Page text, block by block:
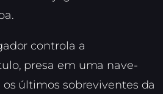
controla a
presa em uma nave-
últimos sobreviventes da